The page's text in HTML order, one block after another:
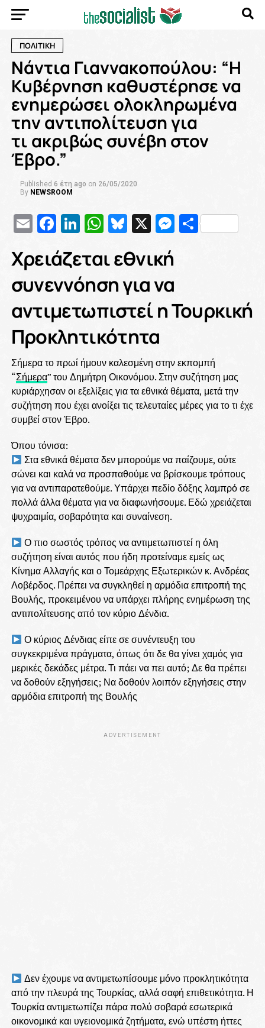
ΠΟΛΙΤΙΚΗ
Νάντια Γιαννακοπούλου: “Η
Κυβέρνηση καθυστέρησε να
ενημερώσει ολοκληρωμένα
την αντιπολίτευση για
τι ακριβώς συνέβη στον
Έβρο.”
Published 6 έτη ago on 26/05/2020
By NEWSROOM
EmailFacebook
LinkedIn
WhatsApp
Bluesky
X
Χρειάζεται εθνική
συνεννόηση για να
αντιμετωπιστεί η Τουρκική
Προκλητικότητα
Σήμερα το πρωί ήμουν καλεσμένη στην εκπομπή
“Σήμερα” του Δημήτρη Οικονόμου. Στην συζήτηση μας
κυριάρχησαν οι εξελίξεις για τα εθνικά θέματα, μετά την
συζήτηση που έχει ανοίξει τις τελευταίες μέρες για το τι έχε
συμβεί στον Έβρο.
Όπου τόνισα:
Στα εθνικά θέματα δεν μπορούμε να παίζουμε, ούτε
σώνει και καλά να προσπαθούμε να βρίσκουμε τρόπους
για να αντιπαρατεθούμε. Υπάρχει πεδίο δόξης λαμπρό σε
πολλά άλλα θέματα για να διαφωνήσουμε. Εδώ χρειάζεται
ψυχραιμία, σοβαρότητα και συναίνεση.
Ο πιο σωστός τρόπος να αντιμετωπιστεί η όλη
συζήτηση είναι αυτός που ήδη προτείναμε εμείς ως
Κίνημα Αλλαγής και ο Τομεάρχης Εξωτερικών κ. Ανδρέας
Λοβέρδος. Πρέπει να συγκληθεί η αρμόδια επιτροπή της
Βουλής, προκειμένου να υπάρχει πλήρης ενημέρωση της
αντιπολίτευσης από τον κύριο Δένδια.
Ο κύριος Δένδιας είπε σε συνέντευξη του
συγκεκριμένα πράγματα, όπως ότι δε θα γίνει χαμός για
μερικές δεκάδες μέτρα. Τι πάει να πει αυτό; Δε θα πρέπει
να δοθούν εξηγήσεις; Να δοθούν λοιπόν εξηγήσεις στην
αρμόδια επιτροπή της Βουλής
ADVERTISEMENT
Δεν έχουμε να αντιμετωπίσουμε μόνο προκλητικότητα
από την πλευρά της Τουρκίας, αλλά σαφή επιθετικότητα. Η
Τουρκία αντιμετωπίζει πάρα πολύ σοβαρά εσωτερικά
οικονομικά και υγειονομικά ζητήματα, ενώ υπέστη ήττες